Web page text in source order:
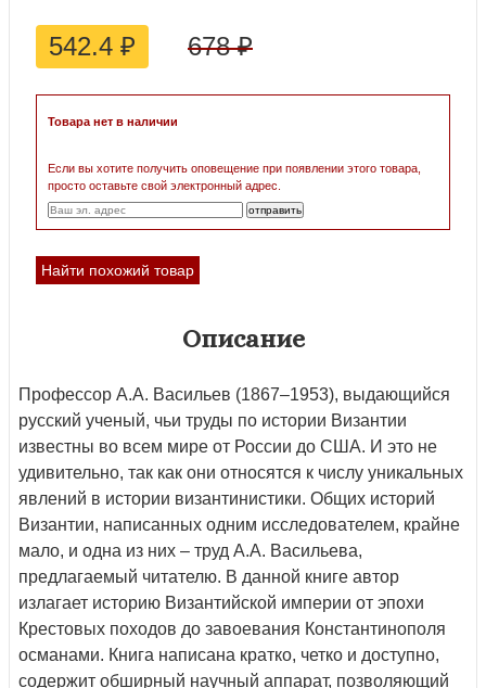
542.4 ₽ 678₽
Товара нет в наличии
Если вы хотите получить оповещение при появлении этого товара,
просто оставьте свой электронный адрес.
Найти похожий товар
Описание
Профессор А.А. Васильев (1867–1953), выдающийся
русский ученый, чьи труды по истории Византии
известны во всем мире от России до США. И это не
удивительно, так как они относятся к числу уникальных
явлений в истории византинистики. Общих историй
Византии, написанных одним исследователем, крайне
мало, и одна из них – труд А.А. Васильева,
предлагаемый читателю. В данной книге автор
излагает историю Византийской империи от эпохи
Крестовых походов до завоевания Константинополя
османами. Книга написана кратко, четко и доступно,
содержит обширный научный аппарат, позволяющий